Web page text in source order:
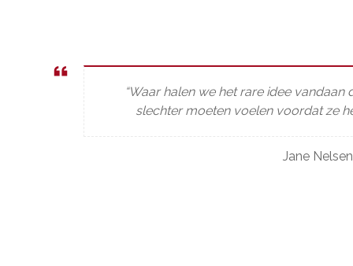
“Waar halen we het rare idee vandaan
slechter moeten voelen voordat ze
Jane